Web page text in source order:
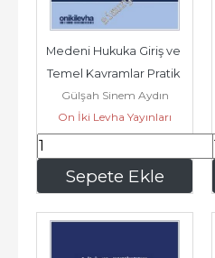
Sepete Ekle
Medeni Hukuka Giriş ve
Temel Kavramlar Pratik
Çalışmaları -        2025
Gülşah Sinem Aydın
On İki Levha Yayınları
540,00